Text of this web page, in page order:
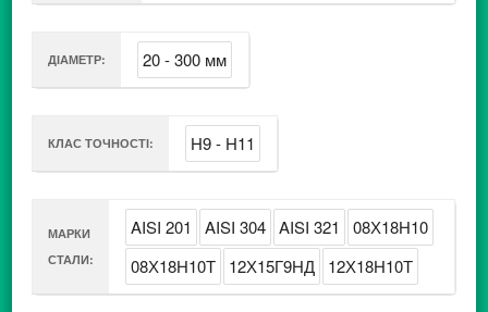
ДІАМЕТР: 20 - 300 мм
КЛАС ТОЧНОСТІ: H9 - H11
МАРКИ
СТАЛИ:
AISI 201 AISI 304 AISI 321
08Х18Н10
08Х18Н10Т
12Х15Г9НД 12Х18Н10Т